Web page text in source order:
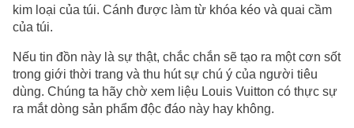
kim loại của túi. Cánh được làm từ khóa kéo và quai cầm
của túi.
Nếu tin đồn này là sự thật, chắc chắn sẽ tạo ra một cơn sốt
trong giới thời trang và thu hút sự chú ý của người tiêu
dùng. Chúng ta hãy chờ xem liệu Louis Vuitton có thực sự
ra mắt dòng sản phẩm độc đáo này hay không.